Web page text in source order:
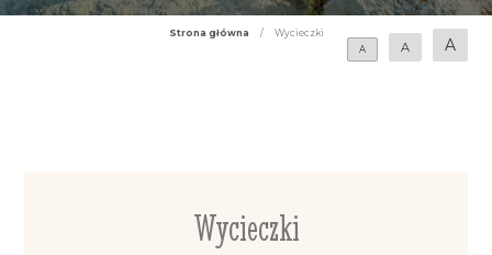
Strona główna /
Wycieczki
A
A A
Wycieczki